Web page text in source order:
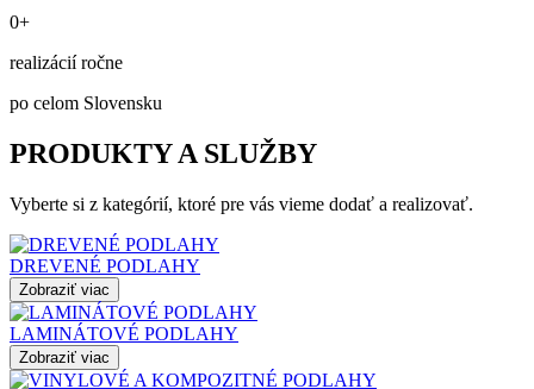
0+
realizácií ročne
po celom Slovensku
PRODUKTY A SLUŽBY
Vyberte si z kategórií, ktoré pre vás vieme dodať a realizovať.
DREVENÉ PODLAHY
Zobraziť viac
LAMINÁTOVÉ PODLAHY
Zobraziť viac